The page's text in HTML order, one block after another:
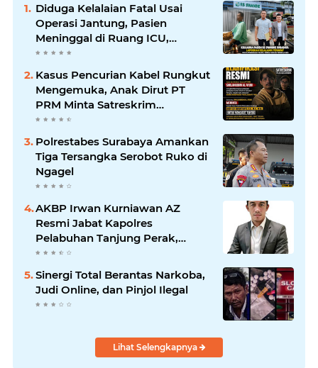
Diduga Kelalaian Fatal Usai
Operasi Jantung, Pasien
Meninggal di Ruang ICU,
Keluarga Tuntut RSUD dr.
Jawab
Kasus Pencurian Kabel Rungkut
Mengemuka, Anak Dirut PT
PRM Minta Satreskrim
Polrestabes Surabaya Usut
Polrestabes Surabaya Amankan
Tiga Tersangka Serobot Ruko di
Ngagel
AKBP Irwan Kurniawan AZ
Resmi Jabat Kapolres
Pelabuhan Tanjung Perak,
Pimpinan Redaksi
Sampaikan Ucapan Selamat
Sinergi Total Berantas Narkoba,
Judi Online, dan Pinjol Ilegal
Lihat Selengkapnya